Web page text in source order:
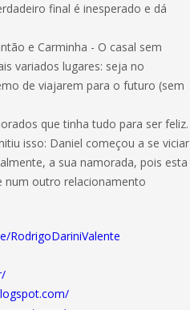
final é inesperado e dá
e Carminha - O casal sem
variados lugares: seja no
de viajarem para o futuro (sem
que tinha tudo para ser feliz.
isso: Daniel começou a se viciar
a sua namorada, pois esta
num outro relacionamento
RodrigoDariniValente